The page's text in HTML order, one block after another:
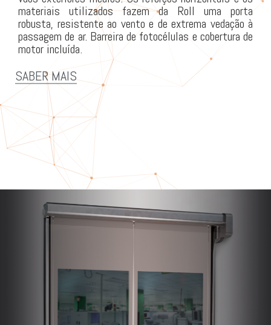
materiais utilizados fazem da Roll uma porta
robusta, resistente ao vento e de extrema vedação à
passagem de ar. Barreira de fotocélulas e cobertura de
motor incluída.
SABER MAIS